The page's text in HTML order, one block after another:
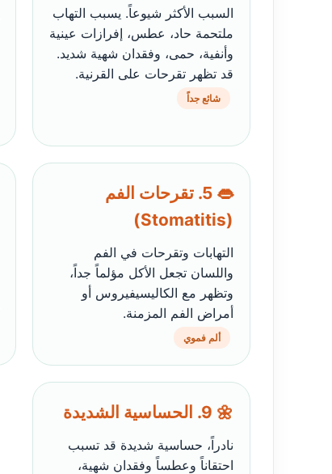
السبب الأكثر شيوعاً. يسبب التهاب
ملتحمة حاد، عطس، إفرازات عينية
وأنفية، حمى، وفقدان شهية شديد.
قد تظهر تقرحات على القرنية.
شائع جداً
👄 5. تقرحات الفم
(Stomatitis)
التهابات وتقرحات في الفم
واللسان تجعل الأكل مؤلماً جداً،
وتظهر مع الكاليسيفيروس أو
أمراض الفم المزمنة.
ألم فموي
🌼 9. الحساسية الشديدة
نادراً، حساسية شديدة قد تسبب
احتقاناً وعطساً وفقدان شهية،